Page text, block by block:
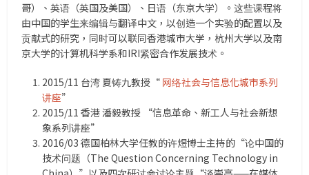
哥）、英语（英国及美国）、日语（东京大学）。这些课程将
由中国的学生来编辑与翻译中文，以创造一个实验的配置以及
贡献式的研究，同时可以联同香港城市大学，杭州大学以及南
京大学的计算机科学系和IRI紧密合作发展技术。
2015/11 台湾 夏铸九教授“ 网络社会与信息化城市系列
讲座”
2015/11 香港 潘毅教授 “信息革命、新工人与社会新想
象系列讲座”
2016/03 德国柏林大学任教的许煜博士主持的“论中国的
技术问题（The Question Concerning Technology in